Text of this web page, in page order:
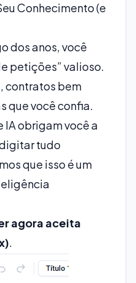
Conhecimento (e
dos anos, você
petições” valioso.
contratos bem
que você confia.
IA obrigam você a
tudo
que isso é um
agora aceita
.